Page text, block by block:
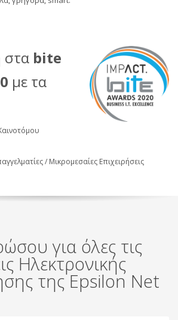
στα bite
με τα
/ Μικρομεσαίες Επιχειρήσεις
για όλες τις
Ηλεκτρονικής
της Epsilon Net